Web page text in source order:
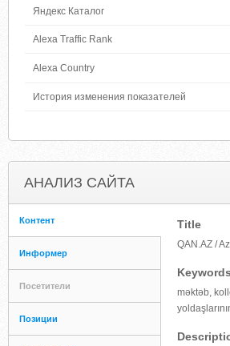
Яндекс Каталог
Alexa Traffic Rank
Alexa Country
История изменения показателей
АНАЛИЗ САЙТА
Контент
Информер
Посетители
Позиции
Title
QAN.AZ /
Keywords
məktəb,